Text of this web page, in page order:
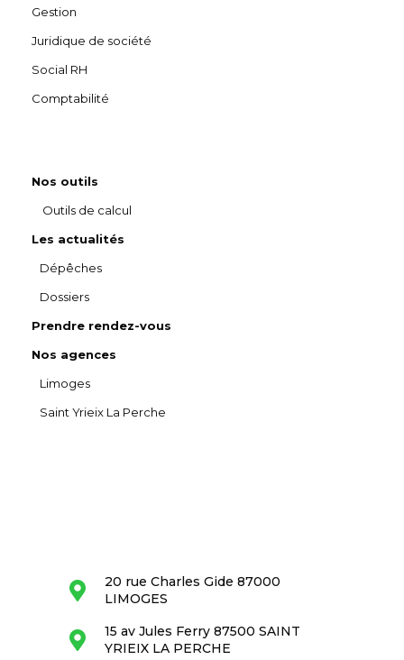
Gestion
Juridique de société
Social RH
Comptabilité
Nos outils
Outils de calcul
Les actualités
Dépêches
Dossiers
Prendre rendez-vous
Nos agences
Limoges
Saint Yrieix La Perche
20 rue Charles Gide 87000
LIMOGES
15 av Jules Ferry 87500 SAINT
YRIEIX LA PERCHE